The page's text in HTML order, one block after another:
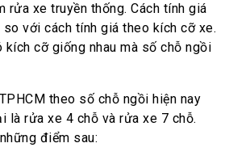
rửa xe truyền thống. Cách tính giá
so với cách tính giá theo kích cỡ xe.
kích cỡ giống nhau mà số chỗ ngồi
theo số chỗ ngồi hiện nay
là rửa xe 4 chỗ và rửa xe 7 chỗ.
điểm sau: